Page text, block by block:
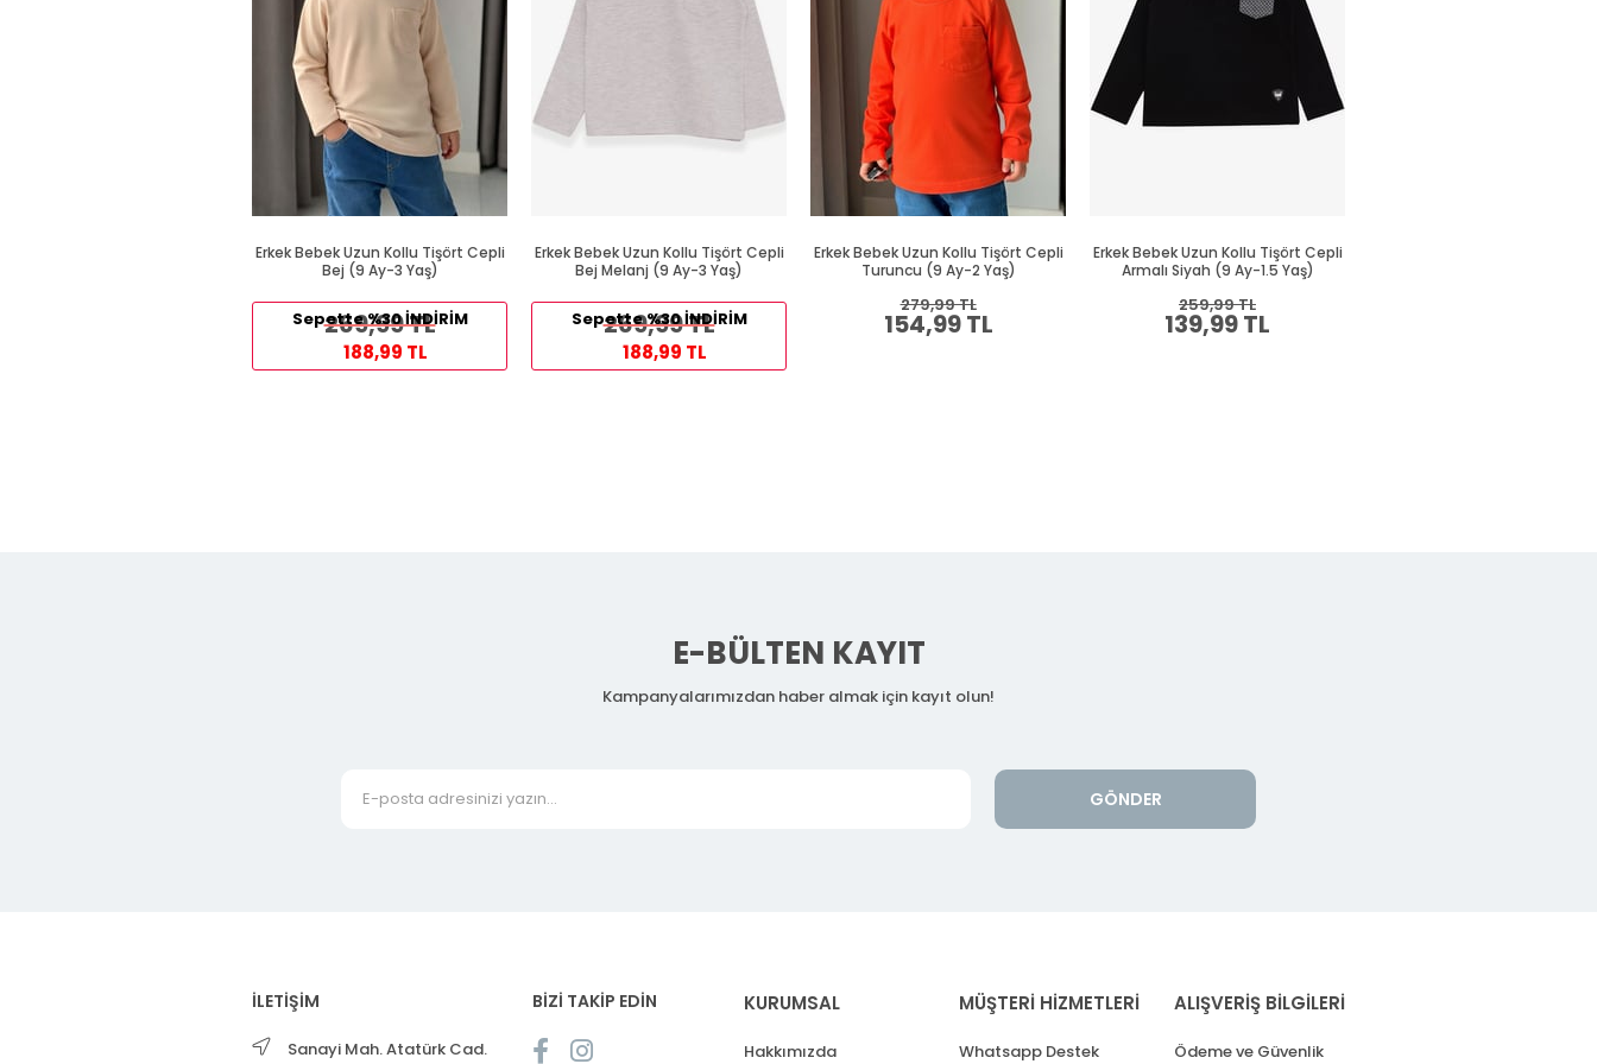
Erkek Bebek Uzun Kollu Tişört Cepli
Bej (9 Ay-3 Yaş)
269,99 TL
Sepette %30 İNDİRİM
188,99 TL
Erkek Bebek Uzun Kollu Tişört Cepli
Bej Melanj (9 Ay-3 Yaş)
269,99 TL
Sepette %30 İNDİRİM
188,99 TL
Erkek Bebek Uzun Kollu Tişört Cepli
Turuncu (9 Ay-2 Yaş)
154,99 TL
279,99 TL
Erkek Bebek Uzun Kollu Tişört Cepli
Armalı Siyah (9 Ay-1.5 Yaş)
139,99 TL
259,99 TL
E-BÜLTEN KAYIT
Kampanyalarımızdan haber almak için kayıt olun!
GÖNDER
İLETİŞİM
Sanayi Mah. Atatürk Cad.
BİZİ TAKİP EDİN KURUMSAL
Hakkımızda
MÜŞTERİ HİZMETLERİ
Whatsapp Destek
ALIŞVERİŞ BİLGİLERİ
Ödeme ve Güvenlik